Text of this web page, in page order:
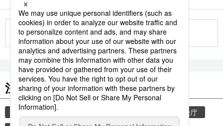
もっと見る
注目のキーワード
共同通信ニュース
気象庁